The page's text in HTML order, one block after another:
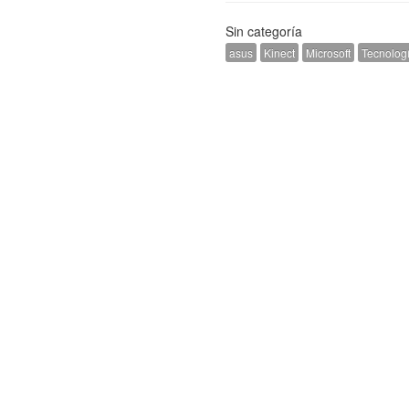
Sin categoría
asus Kinect Microsoft